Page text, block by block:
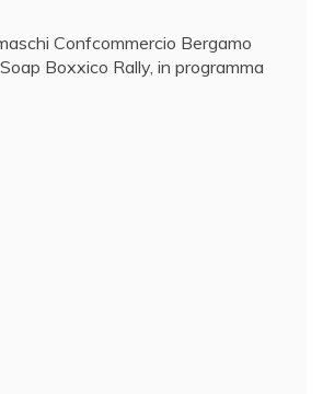
Confcommercio Bergamo
Boxxico Rally, in programma